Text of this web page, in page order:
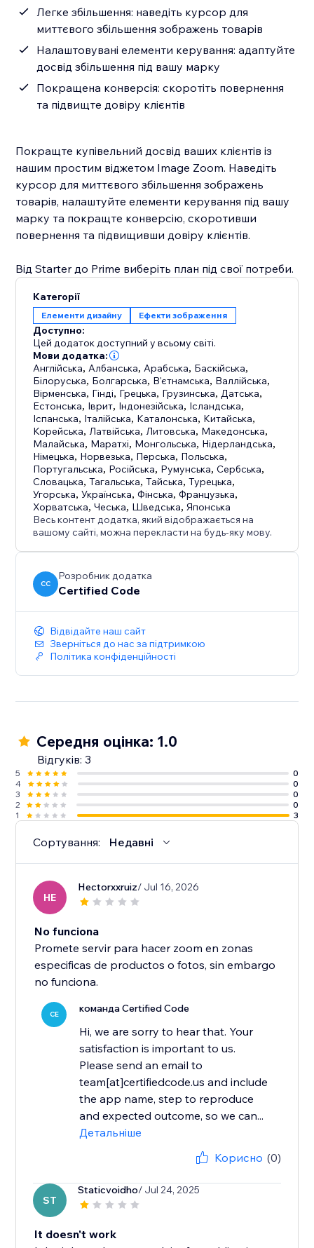
Легке збільшення: наведіть курсор для
миттєвого збільшення зображень товарів
Налаштовувані елементи керування: адаптуйте
досвід збільшення під вашу марку
Покращена конверсія: скоротіть повернення
та підвищте довіру клієнтів
Покращте купівельний досвід ваших клієнтів із
нашим простим віджетом Image Zoom. Наведіть
курсор для миттєвого збільшення зображень
товарів, налаштуйте елементи керування під вашу
марку та покращте конверсію, скоротивши
повернення та підвищивши довіру клієнтів.
Від Starter до Prime виберіть план під свої потреби.
Категорії
Елементи дизайну Ефекти зображення
Доступно:
Цей додаток доступний у всьому світі.
Мови додатка:
Англійська, Албанська, Арабська, Баскійська,
Білоруська, Болгарська, В'єтнамська, Валлійська,
Вірменська, Гінді, Грецька, Грузинська, Датська,
Естонська, Іврит, Індонезійська, Ісландська,
Іспанська, Італійська, Каталонська, Китайська,
Корейська, Латвійська, Литовська, Македонська,
Малайська, Маратхі, Монгольська, Нідерландська,
Німецька, Норвезька, Перська, Польська,
Португальська, Російська, Румунська,Сербська,
Словацька,Тагальська,Тайська,Турецька,
Угорська,Українська,Фінська,Французька,
Хорватська,Чеська, Шведська,Японська
Весь контент додатка, який відображається на
вашому сайті, можна перекласти на будь-яку мову.
CC
Розробник додатка
Certified Code
Відвідайте наш сайт
Зверніться до нас за підтримкою
Політика конфіденційності
Середня оцінка: 1.0
Відгуків: 3
5
0
4
0
3
0
2
0
1
3
Сортування: Недавні
HE
Hectorxxruiz/ Jul 16, 2026
No funciona
Promete servir para hacer zoom en zonas
especificas de productos o fotos, sin embargo
no funciona.
CE команда Certified Code
Hi, we are sorry to hear that. Your
satisfaction is important to us.
Please send an email to
team[at]certifiedcode.us and include
the app name, step to reproduce
and expected outcome, so we can...
Детальніше
Корисно (0)
ST
Staticvoidho/ Jul 24, 2025
It doesn't work